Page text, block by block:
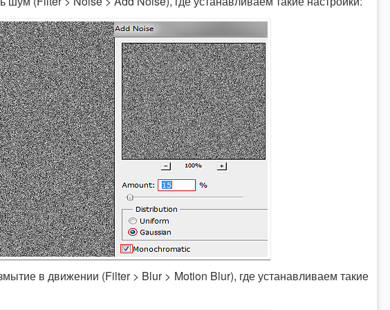
в движении (Filter > Blur > Motion Blur), где устанавливаем такие